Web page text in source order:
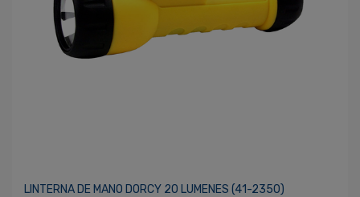
LINTERNA DE MANO DORCY 20 LUMENES (41-2350)